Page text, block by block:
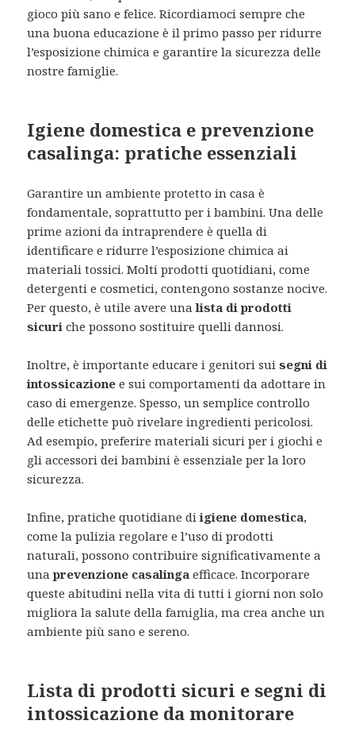
gioco più sano e felice. Ricordiamoci sempre che
una buona educazione è il primo passo per ridurre
l’esposizione chimica e garantire la sicurezza delle
nostre famiglie.
Igiene domestica e prevenzione
casalinga: pratiche essenziali
Garantire un ambiente protetto in casa è
fondamentale, soprattutto per i bambini. Una delle
prime azioni da intraprendere è quella di
identificare e ridurre l’esposizione chimica ai
materiali tossici. Molti prodotti quotidiani, come
detergenti e cosmetici, contengono sostanze nocive.
Per questo, è utile avere unalista di prodotti
sicuri che possono sostituire quelli dannosi.
Inoltre, è importante educare i genitori suisegni di
intossicazione e sui comportamenti da adottare in
caso di emergenze. Spesso, un semplice controllo
delle etichette può rivelare ingredienti pericolosi.
Ad esempio, preferire materiali sicuri per i giochi e
gli accessori dei bambini è essenziale per la loro
sicurezza.
Infine, pratiche quotidiane diigiene domestica,
come la pulizia regolare e l’uso di prodotti
naturali, possono contribuire significativamente a
unaprevenzione casalinga efficace. Incorporare
queste abitudini nella vita di tutti i giorni non solo
migliora la salute della famiglia, ma crea anche un
ambiente più sano e sereno.
Lista di prodotti sicuri e segni di
intossicazione da monitorare